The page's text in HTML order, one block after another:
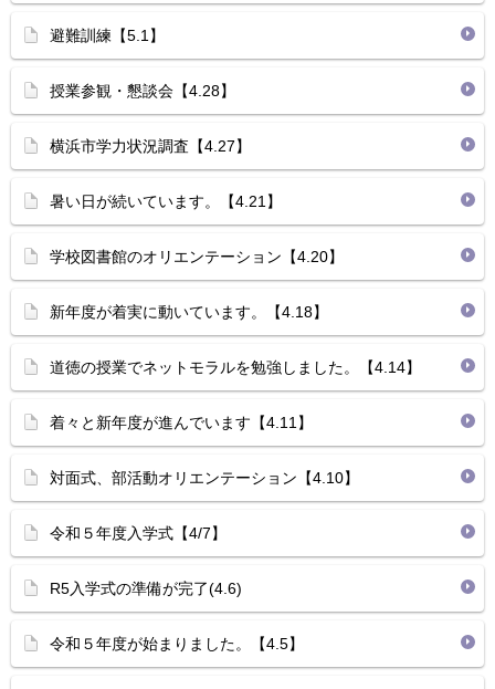
避難訓練【5.1】
授業参観・懇談会【4.28】
横浜市学力状況調査【4.27】
暑い日が続いています。【4.21】
学校図書館のオリエンテーション【4.20】
新年度が着実に動いています。【4.18】
道徳の授業でネットモラルを勉強しました。【4.14】
着々と新年度が進んでいます【4.11】
対面式、部活動オリエンテーション【4.10】
令和５年度入学式【4/7】
R5入学式の準備が完了(4.6)
令和５年度が始まりました。【4.5】